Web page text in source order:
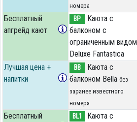
номера
Бесплатный
апгрейд кают
BP
Каюта с
балконом c
ограниченным видом
Deluxe Fantastica
Лучшая цена +
напитки
BB
Каюта с
балконом Bella без
заранее известного
номера
Бесплатный
BL1
Каюта с